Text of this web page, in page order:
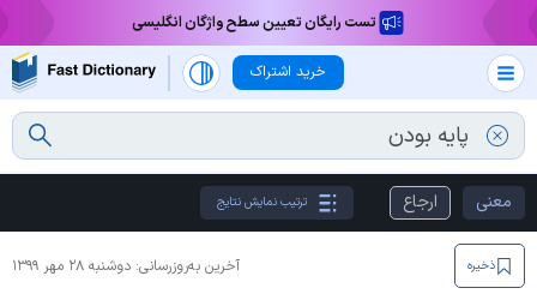
تست رایگان تعیین سطح واژگان انگلیسی
خرید اشتراک
معنی ارجاع ترتیب نمایش نتایج
آخرین به‌روزرسانی: دوشنبه ۲۸ مهر ۱۳۹۹ ذخیره